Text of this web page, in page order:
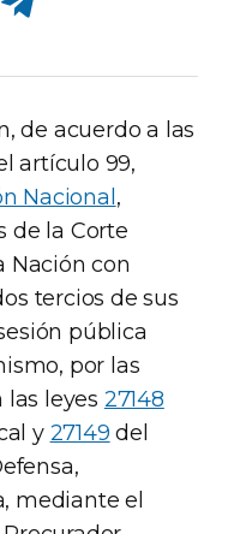
de acuerdo a las
artículo 99,
Nacional ,
de la Corte
Nación con
tercios de sus
pública
por las
leyes 27148
y 27149 del
mediante el